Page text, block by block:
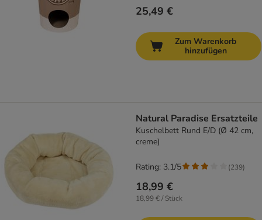
25,49 €
Zum Warenkorb
hinzufügen
Natural Paradise Ersatzteile
Kuschelbett Rund E/D (Ø 42 cm,
creme)
18,99 €
18,99 € / Stück
Rating: 3.1/5 (239)